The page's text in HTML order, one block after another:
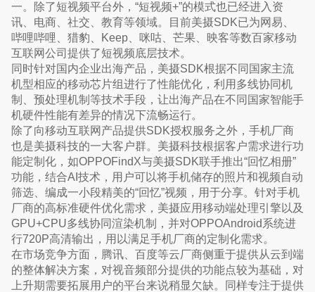
一。除了短视频平台外，“短视频+”的模式也已经进入资
讯、电商、社交、教育等领域。目前美摄SDK已为网易、
哔哩哔哩、猎豹、Keep、咪咕、芒果、映客等数百家移动
互联网公司提供了短视频底层技术。
同时针对国内企业出海产品，美摄SDK根据不同国家主流
机型相应的移动芯片组进行了性能优化，利用多线协同机
制、预处理机制等技术手段，让出海产品在不同国家智能手
机硬件性能有差异的情况下流畅运行。
除了向移动互联网产品提供SDK授权服务之外，手机厂商
也是美摄科技的一大客户群。美摄科技根据客户需求进行功
能定制化，如OPPOFindX与美摄SDK联手推出“回忆相册”
功能，结合AI技术，用户可以将手机储存的照片和视频自动
筛选、编成一小段精美的“回忆”视频，用于分享。针对手机
厂商的高标准硬件优化需求，美摄应用移动端处理引擎以及
GPU+CPU多线协同渲染机制，并对OPPOAndroid系统进
行720P高清输出，用以满足手机厂商的定制化需求。
在市场竞争方面，腾讯、百度等云厂商侧重于提供从云到端
的整体解决方案，对视音频部分提供的功能点较为基础，对
上升期需要拓展用户的平台来说稍显欠缺。同样专注于提供